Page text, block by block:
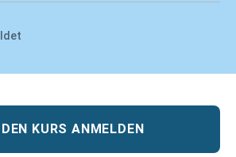
KURS ANMELDEN